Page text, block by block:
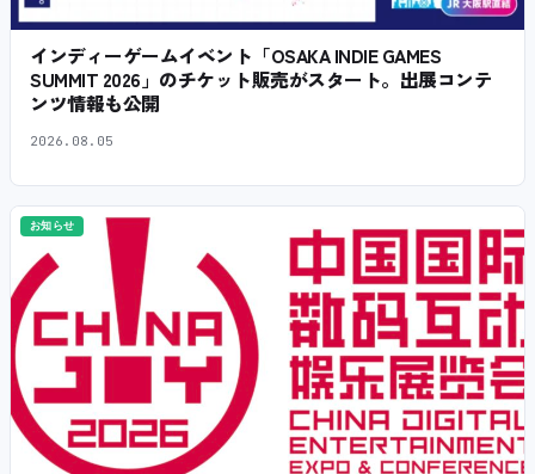
インディーゲームイベント「OSAKA INDIE GAMES
SUMMIT 2026」のチケット販売がスタート。出展コンテ
ンツ情報も公開
2026.08.05
お知らせ